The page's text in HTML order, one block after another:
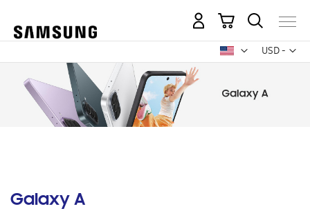
USD -
dólar
Mi carrito
Galaxy A